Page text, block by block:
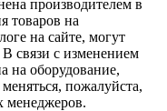
производителем в
товаров на
на сайте, могут
В связи с изменением
на оборудование,
пожалуйста,
менеджеров.